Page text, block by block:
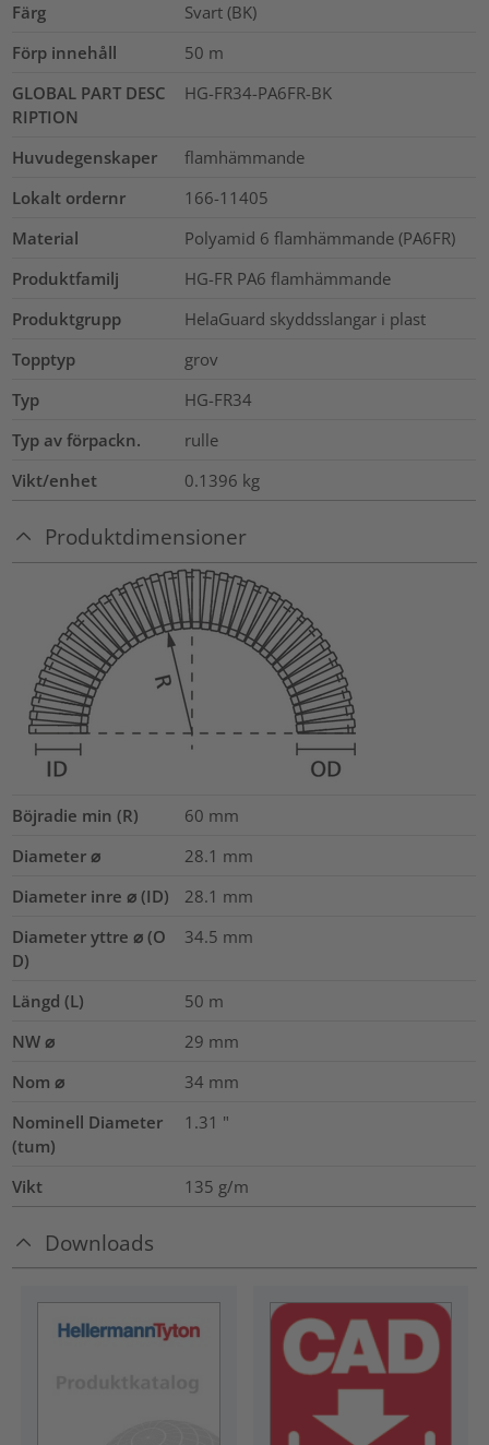
Färg
Svart (BK)
Förp innehåll
50 m
GLOBAL PART DESC
RIPTION
HG-FR34-PA6FR-BK
Huvudegenskaper
flamhämmande
Lokalt ordernr
166-11405
Material
Polyamid 6 flamhämmande (PA6FR)
Produktfamilj
HG-FR PA6 flamhämmande
Produktgrupp
HelaGuard skyddsslangar i plast
Topptyp
grov
Typ
HG-FR34
Typ av förpackn.
rulle
Vikt/enhet
0.1396 kg
Produktdimensioner
Böjradie min (R) 60 mm
Diameter ⌀
28.1 mm
Diameter inre ⌀ (ID)
28.1 mm
Diameter yttre ⌀ (O
D)
34.5 mm
Längd (L) 50 m
NW ⌀
29 mm
Nom ⌀
34 mm
Nominell Diameter
(tum)
1.31 "
Vikt 135 g/m
Downloads